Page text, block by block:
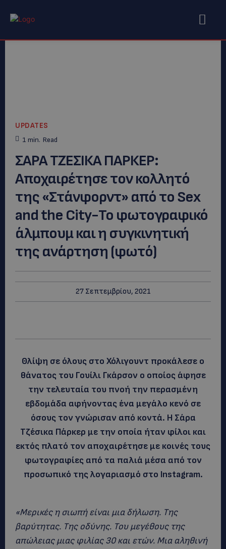
UPDATES
1 min. Read
ΣΑΡΑ ΤΖΕΣΙΚΑ ΠΑΡΚΕΡ:
Aποχαιρέτησε τον κολλητό
της «Στάνφορντ» από το Sex
and the City-Το φωτογραφικό
άλμπουμ και η συγκινητική
της ανάρτηση (φωτό)
27 Σεπτεμβρίου, 2021
Θλίψη σε όλους στο Χόλιγουντ προκάλεσε ο
θάνατος του Γουίλι Γκάρσον ο οποίος άφησε
την τελευταία του πνοή την περασμένη
εβδομάδα αφήνοντας ένα μεγάλο κενό σε
όσους τον γνώρισαν από κοντά. Η Σάρα
Τζέσικα Πάρκερ με την οποία ήταν φίλοι και
εκτός πλατό τον αποχαιρέτησε με κοινές τους
φωτογραφίες από τα παλιά μέσα από τον
προσωπικό της λογαριασμό στο Instagram.
«Μερικές η σιωπή είναι μια δήλωση. Της
βαρύτητας. Της οδύνης. Του μεγέθους της
απώλειας μιας φιλίας 30 και ετών. Μια αληθινή